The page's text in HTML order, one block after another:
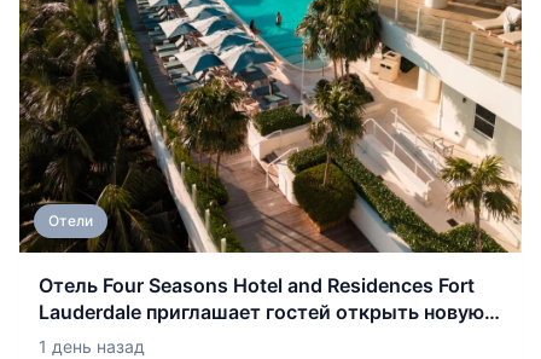
Отели
Отель Four Seasons Hotel and Residences Fort
Lauderdale приглашает гостей открыть новую
главу в жизни города
1 день назад